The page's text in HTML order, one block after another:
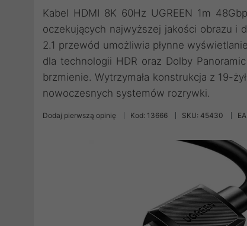
Kabel HDMI 8K 60Hz UGREEN 1m
oczekujących najwyższej jakości obrazu i
2.1 przewód umożliwia płynne
dla technologii HDR oraz Dolby
brzmienie. Wytrzymała konstrukcja z 19-
nowoczesnych systemów rozrywki.
Dodaj pierwszą opinię Kod: 13666 SKU: 45430